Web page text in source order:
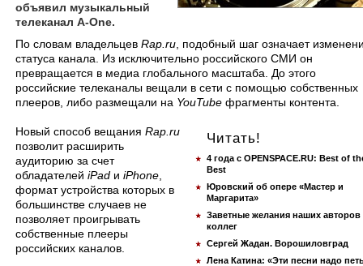
объявил музыкальный
телеканал A-One.
​По словам владельцев Rap.ru , подобный шаг означает
статуса канала. Из исключительно российского СМИ он
превращается в медиа глобального масштаба. До этого
российские телеканалы вещали в сети с помощью собственных
плееров, либо размещали на YouTube фрагменты контента.
Читать!
4 года с OPENSPACE.RU: Best of
Best
Юровский об опере «Мастер и
Маргарита»
Заветные желания наших авторов
коллег
Сергей Жадан. Ворошиловград
Лена Катина: «Эти песни надо
Новый способ вещания Rap.ru
позволит расширить
аудиторию за счет
обладателей iPad и iPhone
формат устройства которых в
большинстве случаев не
позволяет проигрывать
собственные плееры
российских каналов.